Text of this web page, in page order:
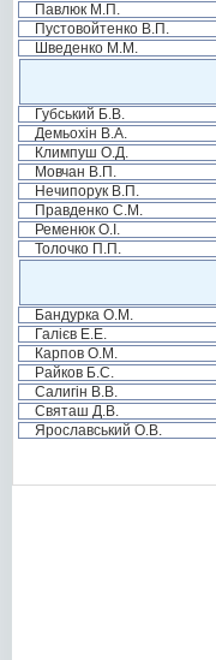
Павлюк М.П.
Пустовойтенко В.П.
Шведенко М.М.
Губський Б.В.
Демьохін В.А.
Климпуш О.Д.
Мовчан В.П.
Нечипорук В.П.
Правденко С.М.
Ременюк О.І.
Толочко П.П.
Бандурка О.М.
Галієв Е.Е.
Карпов О.М.
Райков Б.С.
Салигін В.В.
Святаш Д.В.
Ярославський О.В.